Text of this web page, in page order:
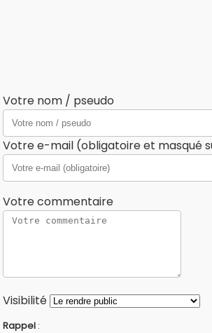
Votre nom / pseudo
Votre e-mail (obligatoire et masqué
Votre commentaire
Visibilité
Rappel :